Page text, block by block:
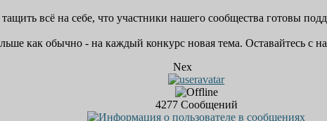
всё на себе, что участники нашего сообщества готовы
как обычно - на каждый конкурс новая тема. Оставайтесь с
Nex
4277Сообщений